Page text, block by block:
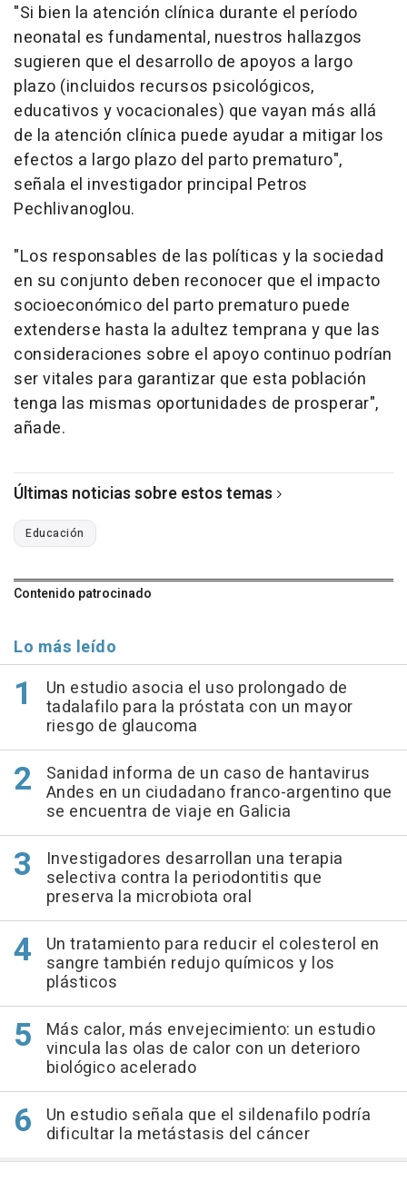
"Si bien la atención clínica durante el período
neonatal es fundamental, nuestros hallazgos
sugieren que el desarrollo de apoyos a largo
plazo (incluidos recursos psicológicos,
educativos y vocacionales) que vayan más allá
de la atención clínica puede ayudar a mitigar los
efectos a largo plazo del parto prematuro",
señala el investigador principal Petros
Pechlivanoglou.
"Los responsables de las políticas y la sociedad
en su conjunto deben reconocer que el impacto
socioeconómico del parto prematuro puede
extenderse hasta la adultez temprana y que las
consideraciones sobre el apoyo continuo podrían
ser vitales para garantizar que esta población
tenga las mismas oportunidades de prosperar",
añade.
Últimas noticias sobre estos temas
Educación
Contenido patrocinado
Lo más leído
Un estudio asocia el uso prolongado de
tadalafilo para la próstata con un mayor
riesgo de glaucoma
Sanidad informa de un caso de hantavirus
Andes en un ciudadano franco-argentino que
se encuentra de viaje en Galicia
Investigadores desarrollan una terapia
selectiva contra la periodontitis que
preserva la microbiota oral
Un tratamiento para reducir el colesterol en
sangre también redujo químicos y los
plásticos
Más calor, más envejecimiento: un estudio
vincula las olas de calor con un deterioro
biológico acelerado
Un estudio señala que el sildenafilo podría
dificultar la metástasis del cáncer